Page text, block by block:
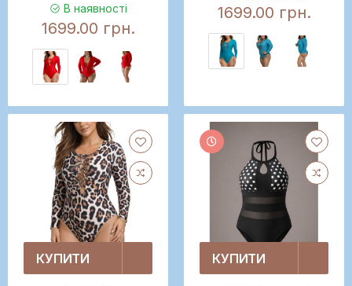
В наявності
1699.00 грн.
1699.00 грн.
КУПИТИ КУПИТИ